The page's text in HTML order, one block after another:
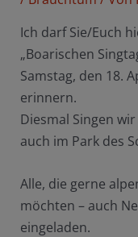
Ich darf Sie/Euch
„Boarischen
Samstag, den 18.
erinnern.
Diesmal Singen
auch im Park des
Alle, die gerne
möchten – auch
eingeladen.